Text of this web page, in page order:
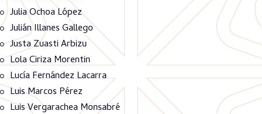
Julia Ochoa López
Julián Illanes Gallego
Justa Zuasti Arbizu
Lola Ciriza Morentin
Lucía Fernández Lacarra
Luis Marcos Pérez
Luis Vergarachea Monsabré